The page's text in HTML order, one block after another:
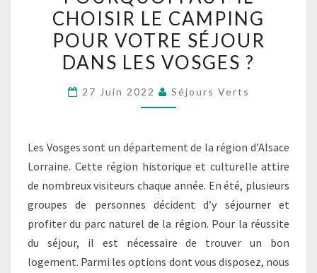
IL
CHOISIR
LE
POUR
DANS
LES
VOSGES ?
CHOISIR LE CAMPING
POUR VOTRE SÉJOUR
DANS LES VOSGES ?
27 Juin 2022 Séjours Verts
Les Vosges sont un département de la région d’Alsace
Lorraine. Cette région historique et culturelle attire
de nombreux visiteurs chaque année. En été, plusieurs
groupes de personnes décident d’y séjourner et
profiter du parc naturel de la région. Pour la réussite
du séjour, il est nécessaire de trouver un bon
logement. Parmi les options dont vous disposez, nous